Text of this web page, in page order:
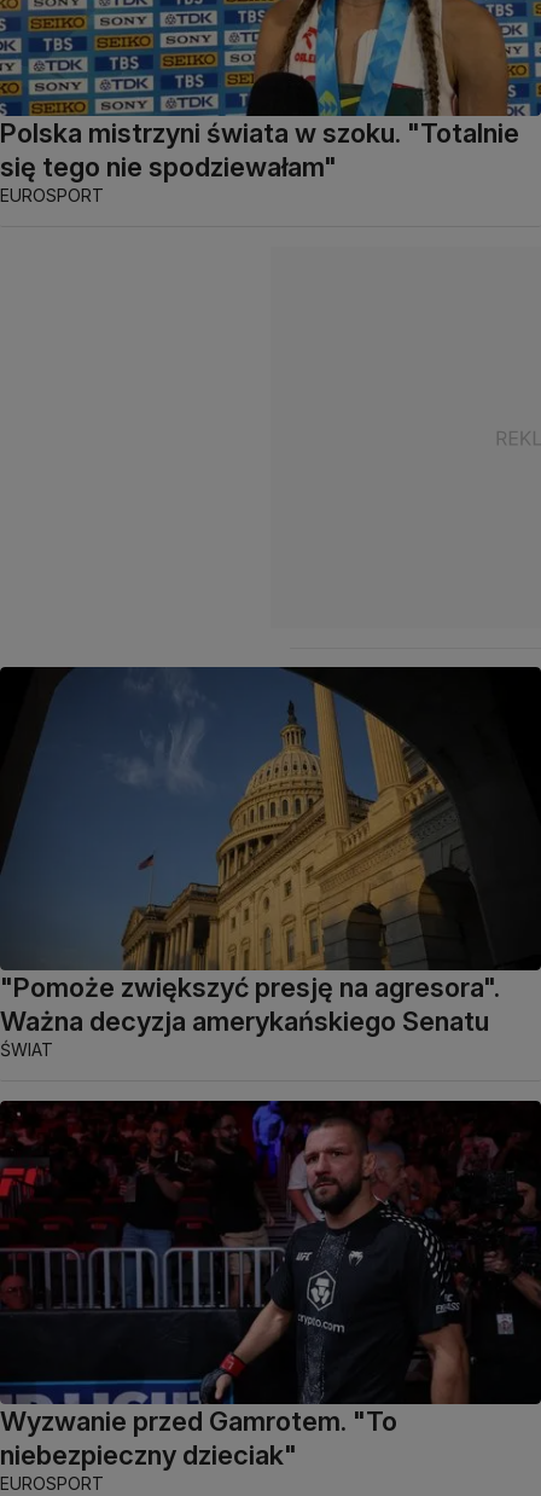
Polska mistrzyni świata w szoku. "Totalnie
się tego nie spodziewałam"
EUROSPORT
"Pomoże zwiększyć presję na agresora".
Ważna decyzja amerykańskiego Senatu
ŚWIAT
Wyzwanie przed Gamrotem. "To
niebezpieczny dzieciak"
EUROSPORT